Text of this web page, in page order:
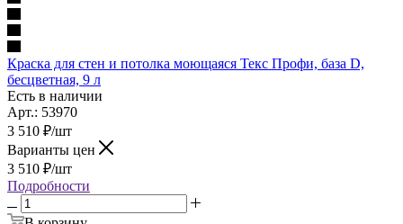
Краска для стен и потолка моющаяся Текс Профи, база D,
бесцветная, 9 л
Есть в наличии
Арт.: 53970
3 510 ₽/шт
Варианты цен
3 510 ₽/шт
Подробности